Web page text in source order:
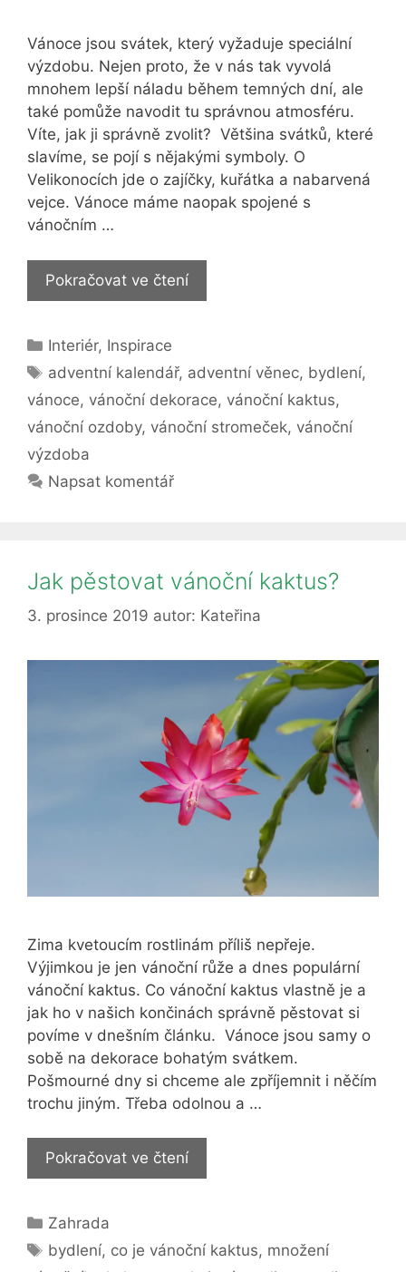
Vánoce jsou svátek, který vyžaduje speciální
výzdobu. Nejen proto, že v nás tak vyvolá
mnohem lepší náladu během temných dní, ale
také pomůže navodit tu správnou atmosféru.
Víte, jak ji správně zvolit? Většina svátků, které
slavíme, se pojí s nějakými symboly. O
Velikonocích jde o zajíčky, kuřátka a nabarvená
vejce. Vánoce máme naopak spojené s
vánočním …
Pokračovat ve čteníVánoční
výzdoba
a
jednoduchá
Rubriky
Interiér, Inspirace
Štítky
adventní kalendář, adventní věnec, bydlení,
vánoce, vánoční dekorace, vánoční kaktus,
vánoční ozdoby, vánoční stromeček, vánoční
výzdoba
Napsat komentář
Jak pěstovat vánoční kaktus?
3. prosince 2019 autor: Kateřina
Zima kvetoucím rostlinám příliš nepřeje.
Výjimkou je jen vánoční růže a dnes populární
vánoční kaktus. Co vánoční kaktus vlastně je a
jak ho v našich končinách správně pěstovat si
povíme v dnešním článku. Vánoce jsou samy o
sobě na dekorace bohatým svátkem.
Pošmourné dny si chceme ale zpříjemnit i něčím
trochu jiným. Třeba odolnou a …
Pokračovat ve čteníJak
pěstovat
Rubriky
Zahrada
Štítky
bydlení, co je vánoční kaktus, množení